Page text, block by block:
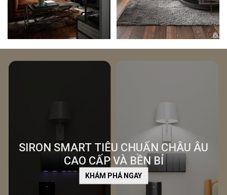
SIRON SMART TIÊU CHUẨN CHÂU ÂU
CAO CẤP VÀ BỀN BỈ
KHÁM PHÁ NGAY